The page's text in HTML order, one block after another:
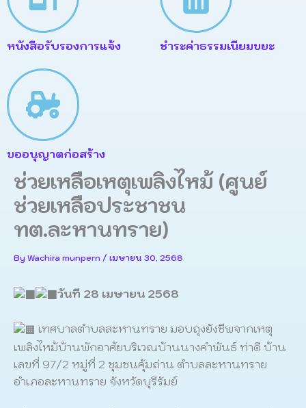
หนังสือรับรองการแจ้ง ชำระค่าธรรมเนียมขยะ
ขออนุญาตก่อสร้าง
ช่วยเหลือเหตุเพลิงไหม้ (ศูนย์
ช่วยเหลือประชาชน
ทต.ละหานทราย)
By Wachira munpern / เมษายน 30, 2568
วันที 28 เมษายน 2568
เทศบาลตำบลละหานทราย มอบถุงยังชีพจากเหตุ
เพลิงไหม้บ้านพักอาศัยบริเวณบ้านนางคำพันธ์ ท่าดี บ้าน
เลขที่ 97/2 หมู่ที่ 2 ชุมชนคุ้มถ่าน ตำบลละหานทราย
อำเภอละหานทราย จังหวัดบุรีรัมย์